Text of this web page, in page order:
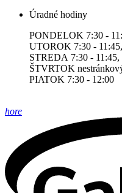
Úradné hodiny
PONDELOK 7:30 -
UTOROK 7:30 -
STREDA 7:30 - 11:45,
ŠTVRTOK
PIATOK 7:30 - 12:00
hore